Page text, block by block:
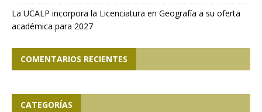
La UCALP incorpora la Licenciatura en Geografía a su oferta
académica para 2027
COMENTARIOS RECIENTES
CATEGORÍAS